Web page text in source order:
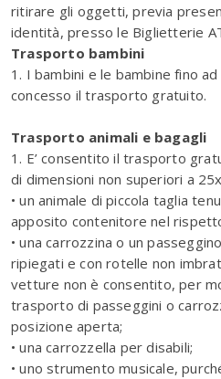
ritirare gli oggetti, previa
identità, presso le Biglietterie
Trasporto bambini
1. I bambini e le bambine fino
concesso il trasporto gratuito.
Trasporto animali e bagagli
1. E’ consentito il trasporto
di dimensioni non superiori a
• un animale di piccola taglia
apposito contenitore nel
• una carrozzina o un
ripiegati e con rotelle non
vetture non è consentito, per
trasporto di passeggini o
posizione aperta;
• una carrozzella per disabili;
• uno strumento musicale,